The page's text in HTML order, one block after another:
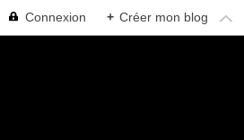
Connexion + Créer mon blog